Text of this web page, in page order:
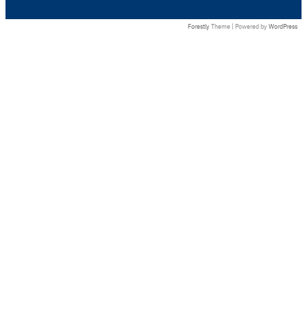
Forestly Theme | Powered by WordPress